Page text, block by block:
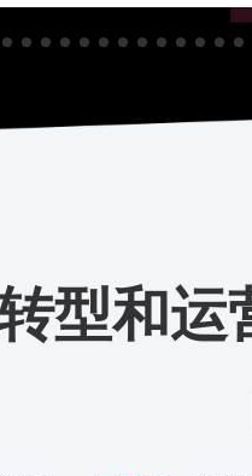
型和运